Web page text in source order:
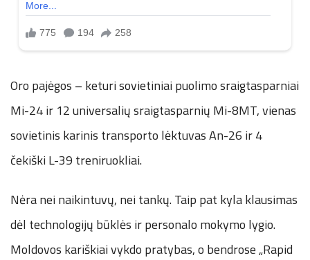
Oro pajėgos – keturi sovietiniai puolimo sraigtasparniai
Mi-24 ir 12 universalių sraigtasparnių Mi-8MT, vienas
sovietinis karinis transporto lėktuvas An-26 ir 4
čekiški L-39 treniruokliai.
Nėra nei naikintuvų, nei tankų. Taip pat kyla klausimas
dėl technologijų būklės ir personalo mokymo lygio.
Moldovos kariškiai vykdo pratybas, o bendrose „Rapid